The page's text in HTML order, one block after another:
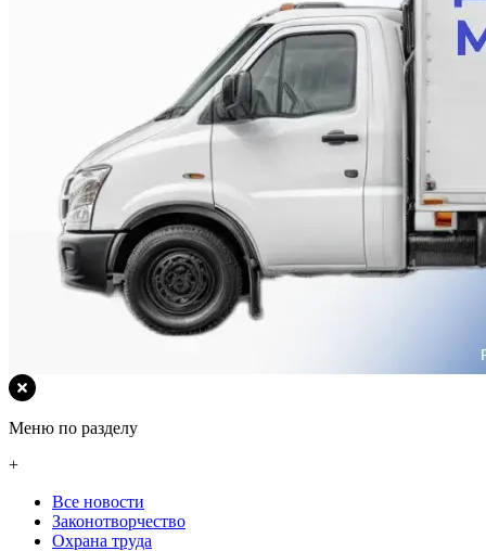
Меню по разделу
+
Все новости
Законотворчество
Охрана труда